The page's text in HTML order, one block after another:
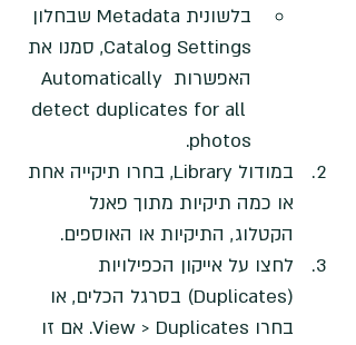
בלשונית Metadata שבחלון
Catalog Settings, סמנו את
האפשרות Automatically
detect duplicates for all
photos.
במודול Library, בחרו תיקייה אחת
או כמה תיקיות מתוך פאנל
הקטלוג, התיקיות או האוספים.
לחצו על אייקון הכפילויות
(Duplicates) בסרגל הכלים, או
בחרו View > Duplicates. אם זו